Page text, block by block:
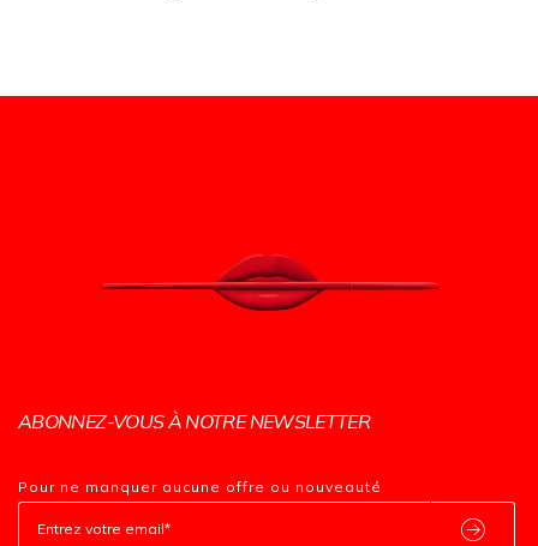
ABONNEZ-VOUS À NOTRE NEWSLETTER
Pour ne manquer aucune offre ou nouveauté